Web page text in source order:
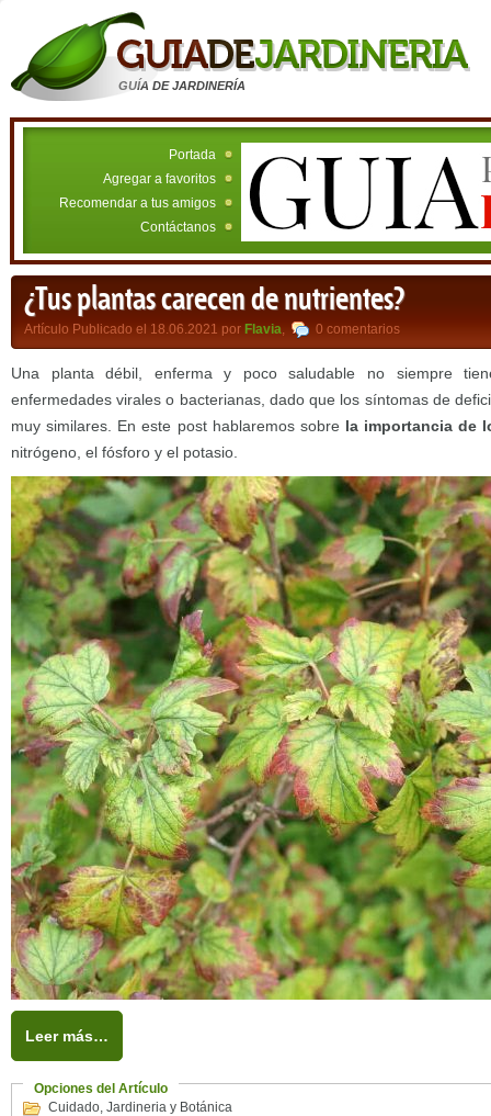
GUÍA DE JARDINERÍA
Portada
Agregar a favoritos
Recomendar a tus amigos
Contáctanos
¿Tus plantas carecen de nutrientes?
Artículo Publicado el 18.06.2021 por Flavia, 0 comentarios
Una planta débil, enferma y poco saludable no siempre
enfermedades virales o bacterianas, dado que los síntomas de
muy similares. En este post hablaremos sobre la importancia de
nitrógeno, el fósforo y el potasio.
Leer más…
Opciones del Artículo
Cuidado, Jardineria y Botánica